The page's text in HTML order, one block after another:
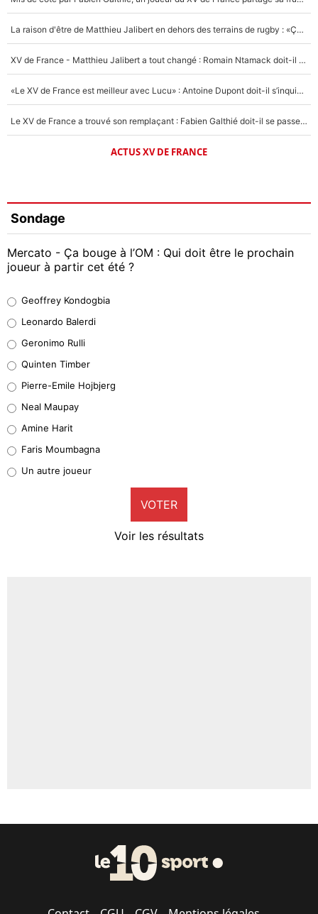
La raison d'être de Matthieu Jalibert en dehors des terrains de rugby : «Ça m'atteint autant que si tu touches à un membre de ma famille»
XV de France - Matthieu Jalibert a tout changé : Romain Ntamack doit-il s’inquiéter pour sa place à un an de la Coupe du monde ?
«Le XV de France est meilleur avec Lucu» : Antoine Dupont doit-il s’inquiéter pour sa place ?
Le XV de France a trouvé son remplaçant : Fabien Galthié doit-il se passer d'Antoine Dupont ?
ACTUS XV DE FRANCE
Sondage
Mercato - Ça bouge à l’OM : Qui doit être le prochain
joueur à partir cet été ?
38%
32%
5%
1%
9%
Geoffrey Kondogbia
Leonardo Balerdi
Geronimo Rulli
Quinten Timber
Pierre-Emile Hojbjerg
Neal Maupay
Amine Harit
Faris Moumbagna
Un autre joueur
VOTER
Voir les résultats